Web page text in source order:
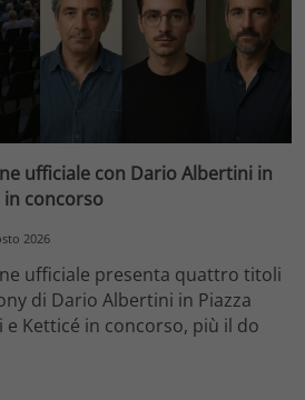
ufficiale con Dario Albertini in
in concorso
2026
ufficiale presenta quattro titoli
di Dario Albertini in Piazza
Ketticé in concorso, più il do